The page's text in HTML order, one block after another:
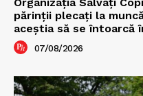
părinții plecați la
aceștia să se întoarcă
07/08/2026